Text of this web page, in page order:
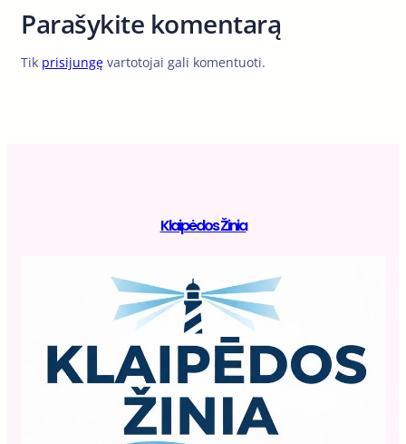
Parašykite komentarą
Tik prisijungę vartotojai gali komentuoti.
Klaipėdos Žinia